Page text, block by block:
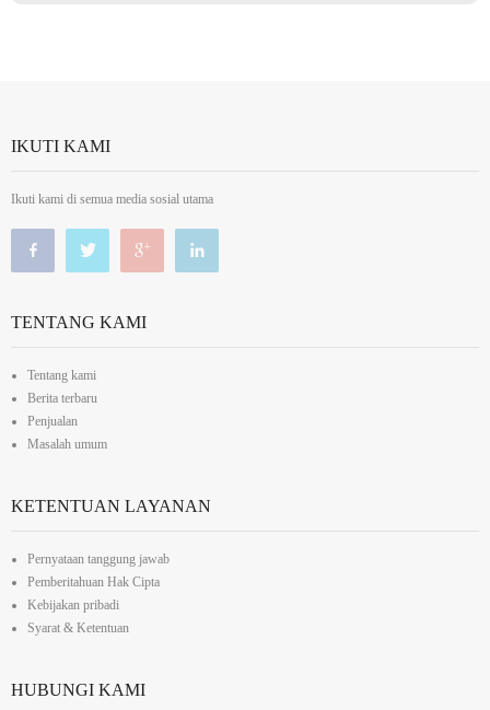
IKUTI KAMI
Ikuti kami di semua media sosial utama
TENTANG KAMI
Tentang kami
Berita terbaru
Penjualan
Masalah umum
KETENTUAN LAYANAN
Pernyataan tanggung jawab
Pemberitahuan Hak Cipta
Kebijakan pribadi
Syarat & Ketentuan
HUBUNGI KAMI